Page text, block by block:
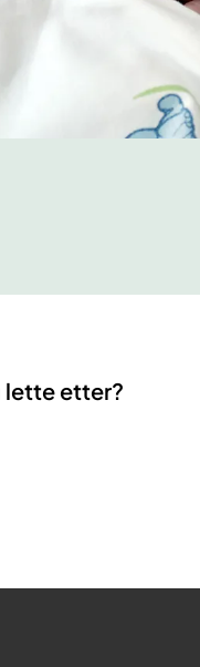
lette etter?